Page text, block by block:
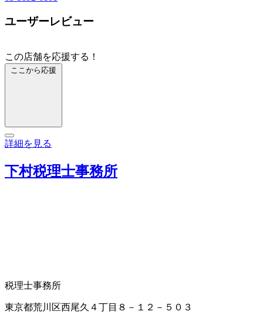
ユーザーレビュー
この店舗を応援する！
ここから応援
詳細を見る
下村税理士事務所
税理士事務所
東京都荒川区西尾久４丁目８－１２－５０３